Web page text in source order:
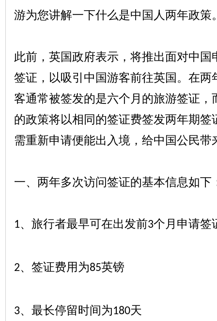
游为您讲解一下什么是中国人两年政策
此前，英国政府表示，将推出面对中国
签证，以吸引中国游客前往英国。在两
客通常被签发的是六个月的旅游签证，
的政策将以相同的签证费签发两年期签
需重新申请便能出入境，给中国公民带
一、两年多次访问签证的基本信息如下
1、旅行者最早可在出发前3个月申请签
2、签证费用为85英镑
3、最长停留时间为180天